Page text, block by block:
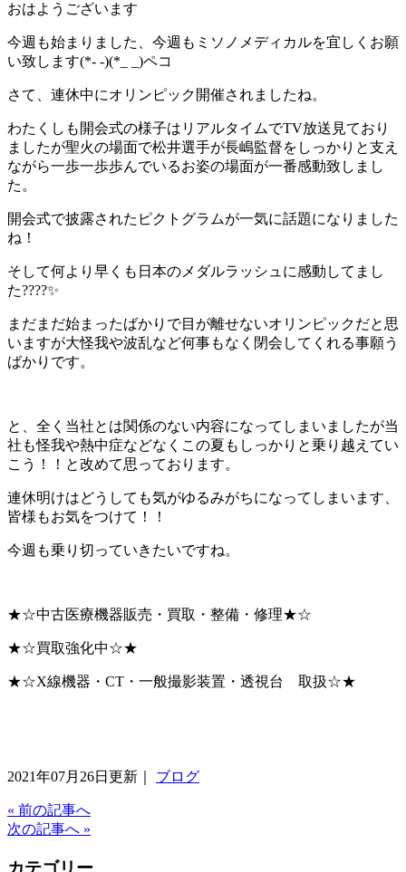
おはようございます
今週も始まりました、今週もミソノメディカルを宜しくお願
い致します(*- -)(*_ _)ペコ
さて、連休中にオリンピック開催されましたね。
わたくしも開会式の様子はリアルタイムでTV放送見ており
ましたが聖火の場面で松井選手が長嶋監督をしっかりと支え
ながら一歩一歩歩んでいるお姿の場面が一番感動致しまし
た。
開会式で披露されたピクトグラムが一気に話題になりました
ね！
そして何より早くも日本のメダルラッシュに感動してまし
た????✨
まだまだ始まったばかりで目が離せないオリンピックだと思
いますが大怪我や波乱など何事もなく閉会してくれる事願う
ばかりです。
と、全く当社とは関係のない内容になってしまいましたが当
社も怪我や熱中症などなくこの夏もしっかりと乗り越えてい
こう！！と改めて思っております。
連休明けはどうしても気がゆるみがちになってしまいます、
皆様もお気をつけて！！
今週も乗り切っていきたいですね。
★☆中古医療機器販売・買取・整備・修理★☆
★☆買取強化中☆★
★☆X線機器・CT・一般撮影装置・透視台 取扱☆★
2021年07月26日更新｜ ブログ
« 前の記事へ
次の記事へ »
カテゴリー